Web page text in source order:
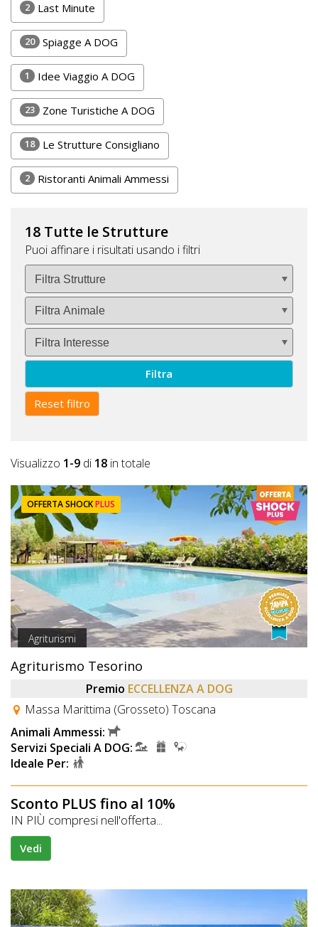
Noi
Inserisci
Attività
Accedi
Registrati
2 Last Minute
20 Spiagge A DOG
1 Idee Viaggio A DOG
23 Zone Turistiche A DOG
18 Le Strutture Consigliano
2 Ristoranti Animali Ammessi
18 Tutte le Strutture
Puoi affinare i risultati usando i filtri
Filtra
Reset filtro
Visualizzo 1-9 di 18 in totale
OFFERTA SHOCKPLUS
Agriturismi
Agriturismo Tesorino
Premio ECCELLENZA A DOG
Massa Marittima (Grosseto) Toscana
Animali Ammessi:
Servizi Speciali A DOG:
Ideale Per:
Sconto PLUS fino al 10%
IN PIÙ compresi nell'offerta...
Vedi